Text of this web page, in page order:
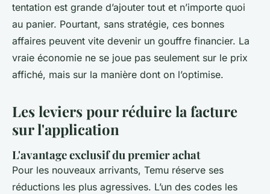
tentation est grande d’ajouter tout et n’importe quoi
au panier. Pourtant, sans stratégie, ces bonnes
affaires peuvent vite devenir un gouffre financier. La
vraie économie ne se joue pas seulement sur le prix
affiché, mais sur la manière dont on l’optimise.
Les leviers pour réduire la facture
sur l'application
L'avantage exclusif du premier achat
Pour les nouveaux arrivants, Temu réserve ses
réductions les plus agressives. L’un des codes les